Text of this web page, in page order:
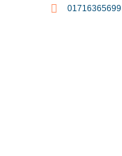
01716365699